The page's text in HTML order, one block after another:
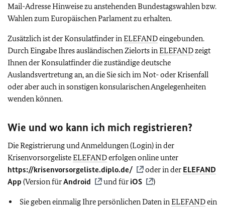
Mail-Adresse Hinweise zu anstehenden Bundestagswahlen bzw.
Wahlen zum Europäischen Parlament zu erhalten.
Zusätzlich ist der Konsulatfinder inELEFANDeingebunden.
Durch Eingabe Ihres ausländischen Zielorts inELEFANDzeigt
Ihnen der Konsulatfinder die zuständige deutsche
Auslandsvertretung an, an die Sie sich im Not- oder Krisenfall
oder aber auch in sonstigen konsularischen Angelegenheiten
wenden können.
Wie und wo kann ich mich registrieren?
Die Registrierung und Anmeldungen (Login) in der
KrisenvorsorgelisteELEFANDerfolgen online unter
https://krisenvorsorgeliste.diplo.de/
oder in der ELEFAND
App (Version fürAndroid und für iOS )
Sie geben einmalig Ihre persönlichen Daten inELEFANDein